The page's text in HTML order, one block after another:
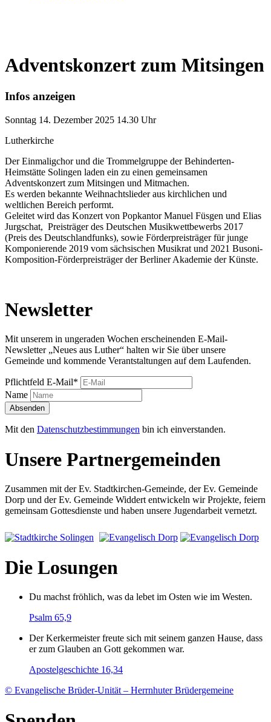
Adventskonzert zum Mitsingen
Infos anzeigen
Sonntag 14. Dezember 2025 14.30 Uhr
Lutherkirche
Der Einmaligchor und die Trommelgruppe der Behinderten-
Heimstätte Solingen laden ein zu einen gemeinsamen
Adventskonzert zum Mitsingen und Mitmachen.
Es werden bekannte Weihnachtslieder aus kirchlichen und
weltlichen Bereich performt.
Geleitet wird das Konzert von Popkantor Manuel Füsgen und Elias
Jurgschat, Preisträger des Deutschen Musikwettbewerbs 2017
(Preis des Deutschlandfunks), sowie Förderpreisträger für junge
Komponierende 2019 vom sächsischen Musikrat und 2021 Busoni-
Komposition-Förderpreisträger der Berliner Akademie der Künste.
Newsletter
Mit unserem in ungeraden Wochen erscheinenden E-Mail-
Newsletter „Neues aus Luther“ halten wir Sie über unsere
Gemeinde und kommende Verantstaltungen auf dem Laufenden.
Pflichtfeld E-Mail*
Name
Absenden
Mit den Datenschutzbestimmungen bin ich einverstanden.
Unsere Partnergemeinden
Zusammen mit der Ev. Stadtkirchen-Gemeinde, der Ev. Gemeinde
Dorp und der Ev. Gemeinde Widdert entwickeln wir Projekte, feiern
gemeinsam Gottesdienste und haben unsere Jugendarbeit vernetzt.
Die Losungen
Du machst fröhlich, was da lebet im Osten wie im Westen.
Psalm 65,9
Der Kerkermeister freute sich mit seinem ganzen Hause, dass
er zum Glauben an Gott gekommen war.
Apostelgeschichte 16,34
© Evangelische Brüder-Unität – Herrnhuter Brüdergemeine